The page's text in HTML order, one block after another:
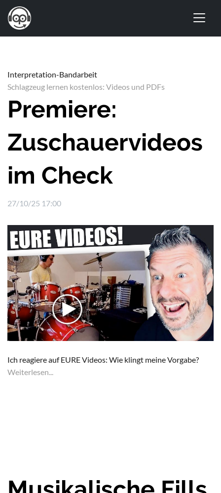
Interpretation-Bandarbeit
Schlagzeug lernen kostenlos: Videos und PDFs
Premiere:
Zuschauervideos
im Check
27/10/25 17:00
Ich reagiere auf EURE Videos: Wie klingt meine Vorgabe?
Weiterlesen...